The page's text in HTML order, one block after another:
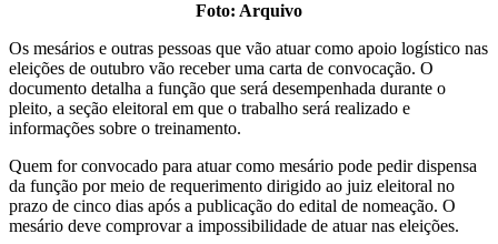
Foto: Arquivo
Os mesários e outras pessoas que vão atuar como apoio logístico nas
eleições de outubro vão receber uma carta de convocação. O
documento detalha a função que será desempenhada durante o
pleito, a seção eleitoral em que o trabalho será realizado e
informações sobre o treinamento.
Quem for convocado para atuar como mesário pode pedir dispensa
da função por meio de requerimento dirigido ao juiz eleitoral no
prazo de cinco dias após a publicação do edital de nomeação. O
mesário deve comprovar a impossibilidade de atuar nas eleições.